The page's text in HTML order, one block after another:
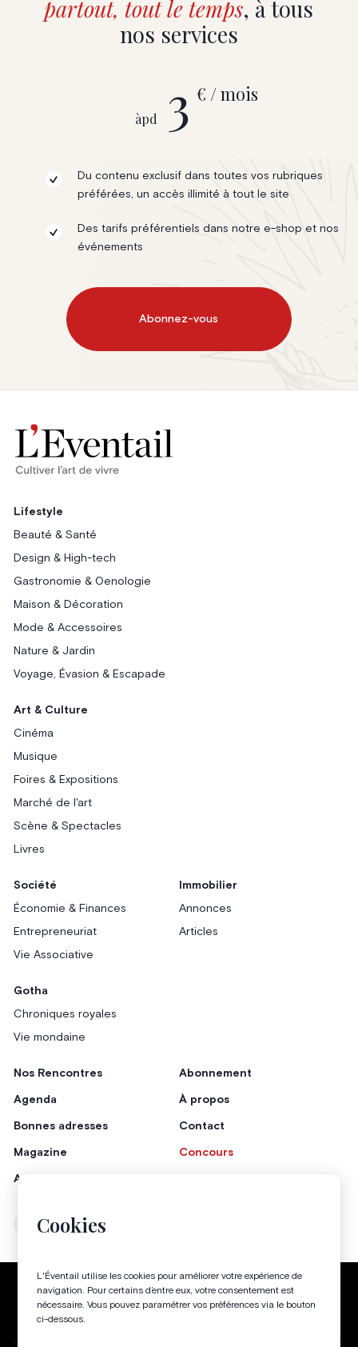
Cookies
L'Éventail utilise les cookies pour améliorer votre expérience de
navigation. Pour certains d’entre eux, votre consentement est
nécessaire. Vous pouvez paramétrer vos préférences via le bouton
ci-dessous.
partout, tout le temps, à tous
nos services
àpd 3 € / mois
Du contenu exclusif dans toutes vos rubriques
préférées, un accès illimité à tout le site
Des tarifs préférentiels dans notre e-shop et nos
événements
Abonnez-vous
Lifestyle
Beauté & Santé
Design & High-tech
Gastronomie & Oenologie
Maison & Décoration
Mode & Accessoires
Nature & Jardin
Voyage, Évasion & Escapade
Art & Culture
Cinéma
Musique
Foires & Expositions
Marché de l'art
Scène & Spectacles
Livres
Société
Économie & Finances
Entrepreneuriat
Vie Associative
Immobilier
Annonces
Articles
Gotha
Chroniques royales
Vie mondaine
Nos Rencontres
Agenda
Bonnes adresses
Magazine
Annonceurs
Abonnement
À propos
Contact
Concours
Instagram
Politique de confidentialité Conditions générales
Gestion des cookies